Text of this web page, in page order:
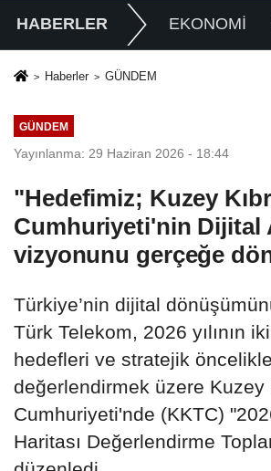
HABERLER EKONOMİ
Haberler GÜNDEM
GÜNDEM
Yayınlanma: 29 Haziran 2026 - 18:44
"Hedefimiz; Kuzey
Cumhuriyeti'nin Dijital
vizyonunu gerçeğe
Türkiye’nin dijital
Türk Telekom, 2026 yılının
hedefleri ve stratejik
değerlendirmek üzere Kuzey
Cumhuriyeti'nde (KKTC)
Haritası Değerlendirme